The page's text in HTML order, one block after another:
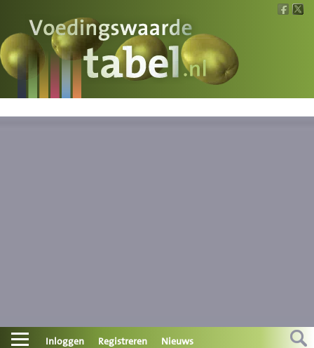
Voedingswaarde
Wat is wat?
ContactInloggen Registreren Nieuws